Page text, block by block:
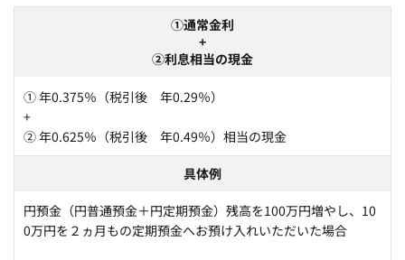
①通常金利
+
②利息相当の現金
① 年0.375％（税引後 年0.29％）
+
② 年0.625％（税引後 年0.49％）相当の現金
具体例
円預金（円普通預金＋円定期預金）残高を100万円増やし、10
0万円を２ヵ月もの定期預金へお預け入れいただいた場合